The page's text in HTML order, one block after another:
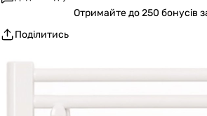
Отримайтедо 250 бонусів
Поділитись